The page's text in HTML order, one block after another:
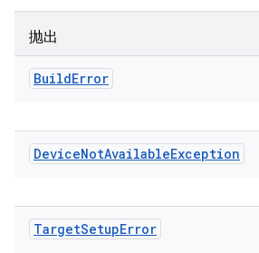
抛出
BuildError
DeviceNotAvailableException
TargetSetupError